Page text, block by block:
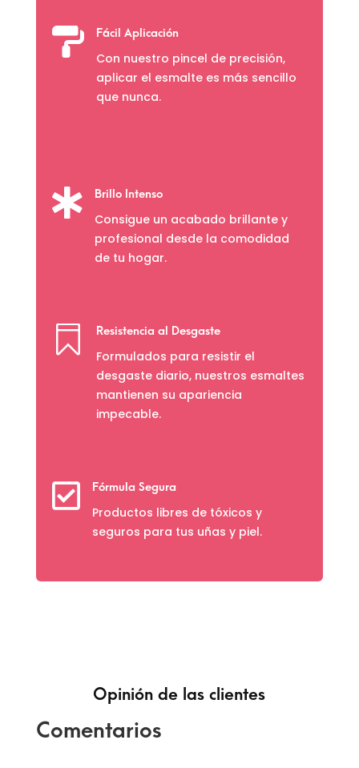
 Fácil Aplicación
Con nuestro pincel de precisión,
aplicar el esmalte es más sencillo
que nunca.
 Brillo Intenso
Consigue un acabado brillante y
profesional desde la comodidad
de tu hogar.
 Resistencia al Desgaste
Formulados para resistir el
desgaste diario, nuestros esmaltes
mantienen su apariencia
impecable.
 Fórmula Segura
Productos libres de tóxicos y
seguros para tus uñas y piel.
Opinión de las clientes
Comentarios